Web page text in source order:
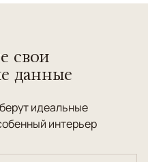
свои
данные
идеальные
интерьер